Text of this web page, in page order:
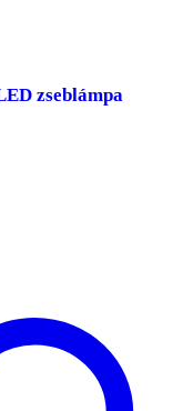
zseblámpa